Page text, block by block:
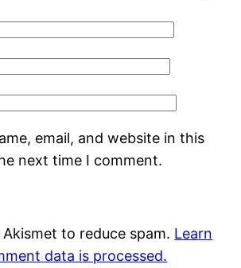
email, and website in this
next time I comment.
to reduce spam. Learn
data is processed.